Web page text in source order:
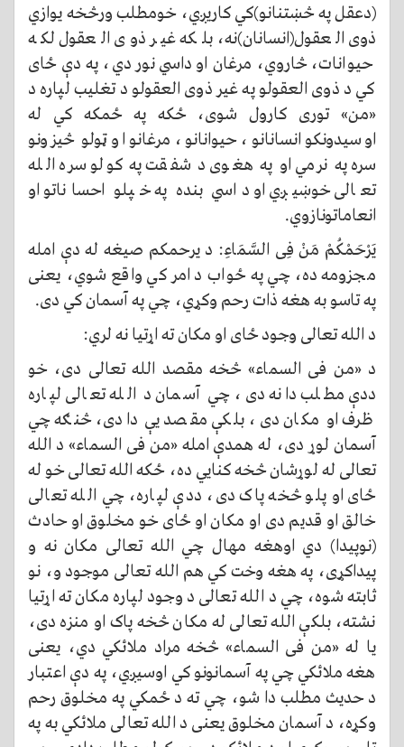
(دعقل په څښتنانو)کي کاريږي، خومطلب ورڅخه يوازي
ذوی العقول(انسانان)نه، بلکه غیر ذوی العقول لکه
حيوانات، څاروي، مرغان او داسي نور دي، په دې ځای
کي د ذوی العقولو په غیر ذوی العقولو د تغليب لپاره د
«من» توری کارول شوی، ځکه په ځمکه کي له
اوسیدونکو انسانانو، حيوانانو، مرغانو او ټولو څیزونو
سره په نرمي او په هغوی د شفقت په کولو سره الله
تعالی خوښيږي او داسي بنده په خپلو احساناتو او
انعاماتونازوي.
يَرْحَمْكُمْ مَنْ فِى السَّمَاءِ: د يرحمکم صيغه له دې امله
مجزومه ده، چي په ځواب د امر کي واقع شوي، يعنی
په تاسو به هغه ذات رحم وکړي، چي په آسمان کي دی.
د الله تعالی وجود ځای او مکان ته اړتيا نه لري:
د «من فی السماء» څخه مقصد الله تعالی دی، خو
ددې مطلب دانه دی، چي آسمان د الله تعالی لپاره
ظرف او مکان دی، بلکې مقصد یې دادی، څنګه چي
آسمان لوړ دی، له همدې امله «من فی السماء» د الله
تعالی له لوړشان څخه کنايي ده، ځکه الله تعالی خو له
ځای او پلو څخه پاک دی، ددې لپاره، چي الله تعالی
خالق او قديم دی او مکان او ځای خو مخلوق او حادث
(نوپیدا) دي اوهغه مهال چي الله تعالی مکان نه و
پیداکړی، په هغه وخت کي هم الله تعالی موجود و، نو
ثابته شوه، چي د الله تعالی د وجود لپاره مکان ته اړتیا
نشته، بلکې الله تعالی له مکان څخه پاک او منزه دی،
يا له «من فی السماء» څخه مراد ملائکي دي، يعنی
هغه ملائکي چي په آسمانونو کي اوسيږي، په دې اعتبار
د حدیث مطلب دا شو، چي ته د ځمکي په مخلوق رحم
وکړه، د آسمان مخلوق يعنی د الله تعالی ملائکي به په